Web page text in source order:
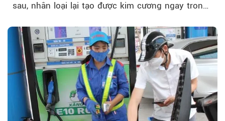
sau, nhân loại lại tạo được kim cương ngay trong